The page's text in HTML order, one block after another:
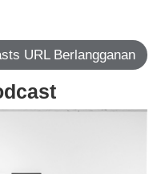
URL Berlangganan